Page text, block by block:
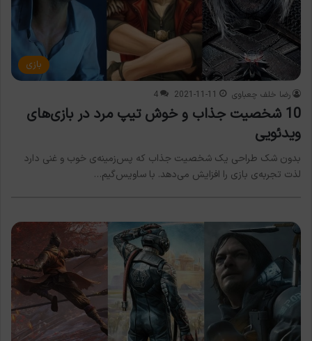
بازی
رضا خلف چعباوی 2021-11-11
4
10 شخصیت جذاب و خوش تیپ مرد در بازی‌های
ویدئویی
بدون شک طراحی یک شخصیت جذاب که پس‌زمینه‌ی خوب و غنی دارد
لذت تجربه‌ی بازی را افزایش می‌دهد. با ساویس‌گیم…